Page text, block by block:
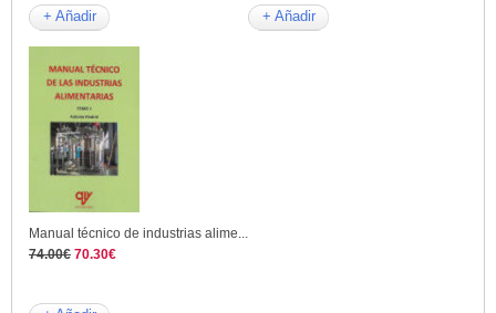
+ Añadir + Añadir
Manual técnico de industrias alime...
74.00€ 70.30€